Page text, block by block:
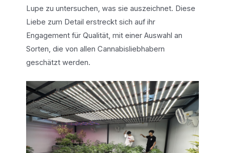
Lupe zu untersuchen, was sie auszeichnet. Diese
Liebe zum Detail erstreckt sich auf ihr
Engagement für Qualität, mit einer Auswahl an
Sorten, die von allen Cannabisliebhabern
geschätzt werden.